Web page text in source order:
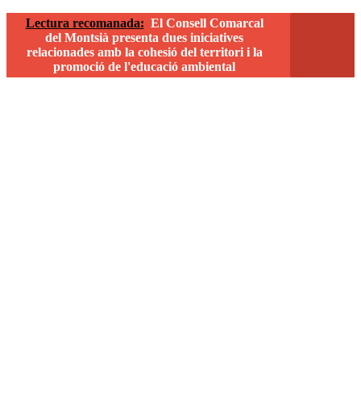
Lectura recomanada: El Consell Comarcal
del Montsià presenta dues iniciatives
relacionades amb la cohesió del territori i la
promoció de l'educació ambiental